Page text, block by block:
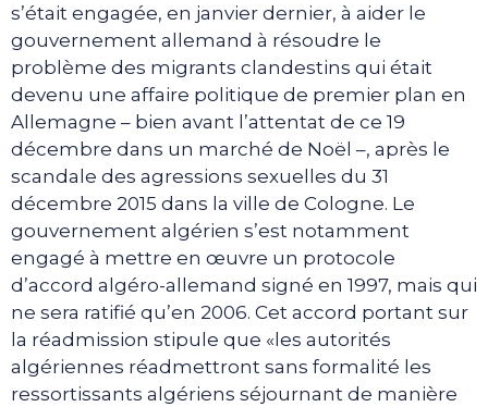
s’était engagée, en janvier dernier, à aider le
gouvernement allemand à résoudre le
problème des migrants clandestins qui était
devenu une affaire politique de premier plan en
Allemagne – bien avant l’attentat de ce 19
décembre dans un marché de Noël –, après le
scandale des agressions sexuelles du 31
décembre 2015 dans la ville de Cologne. Le
gouvernement algérien s’est notamment
engagé à mettre en œuvre un protocole
d’accord algéro-allemand signé en 1997, mais qui
ne sera ratifié qu’en 2006. Cet accord portant sur
la réadmission stipule que «les autorités
algériennes réadmettront sans formalité les
ressortissants algériens séjournant de manière